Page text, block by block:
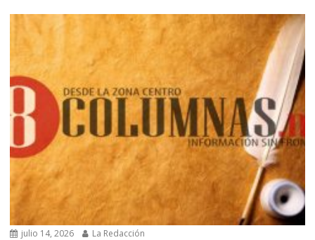
julio 14, 2026 La Redacción